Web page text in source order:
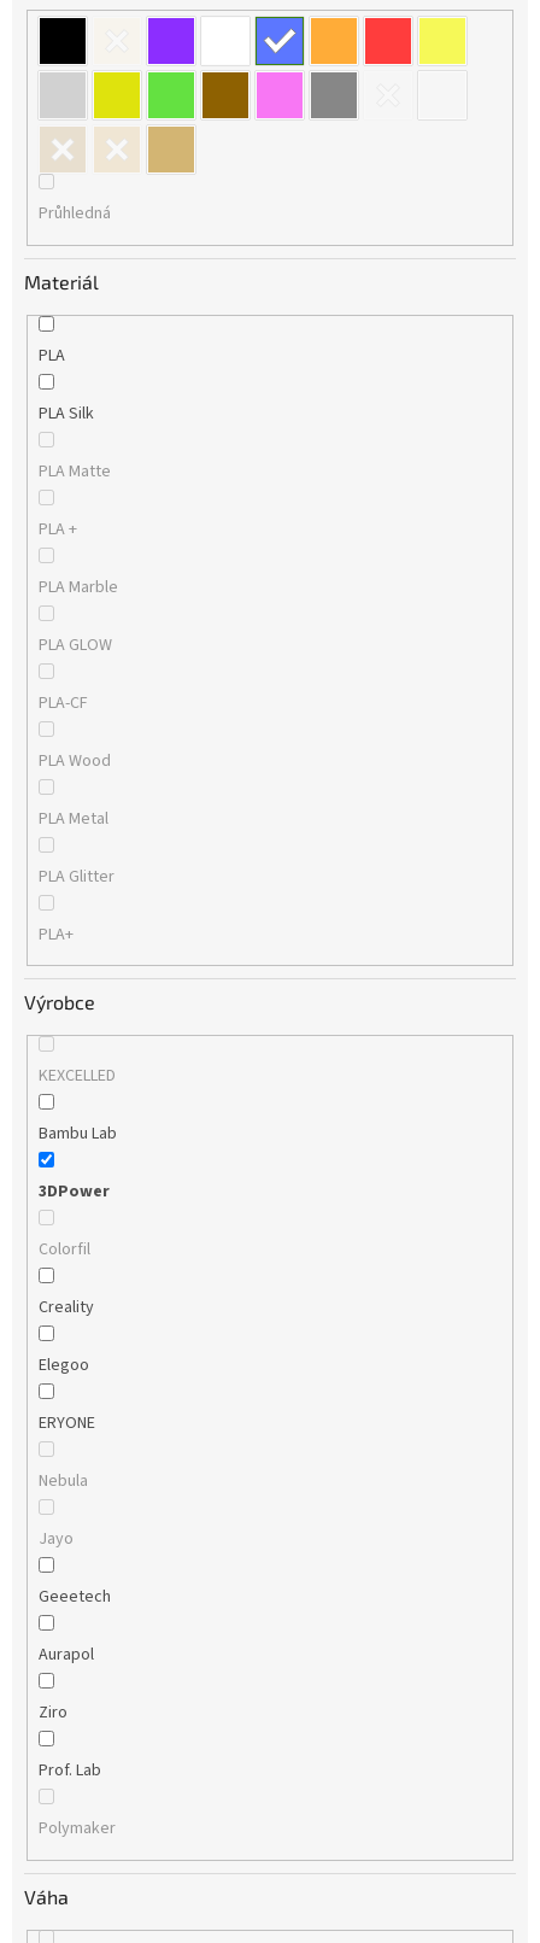
Průhledná
Materiál
PLA
PLA Silk
PLA Matte
PLA +
PLA Marble
PLA GLOW
PLA-CF
PLA Wood
PLA Metal
PLA Glitter
PLA+
Výrobce
KEXCELLED
Bambu Lab
3DPower
Colorfil
Creality
Elegoo
ERYONE
Nebula
Jayo
Geeetech
Aurapol
Ziro
Prof. Lab
Polymaker
Váha